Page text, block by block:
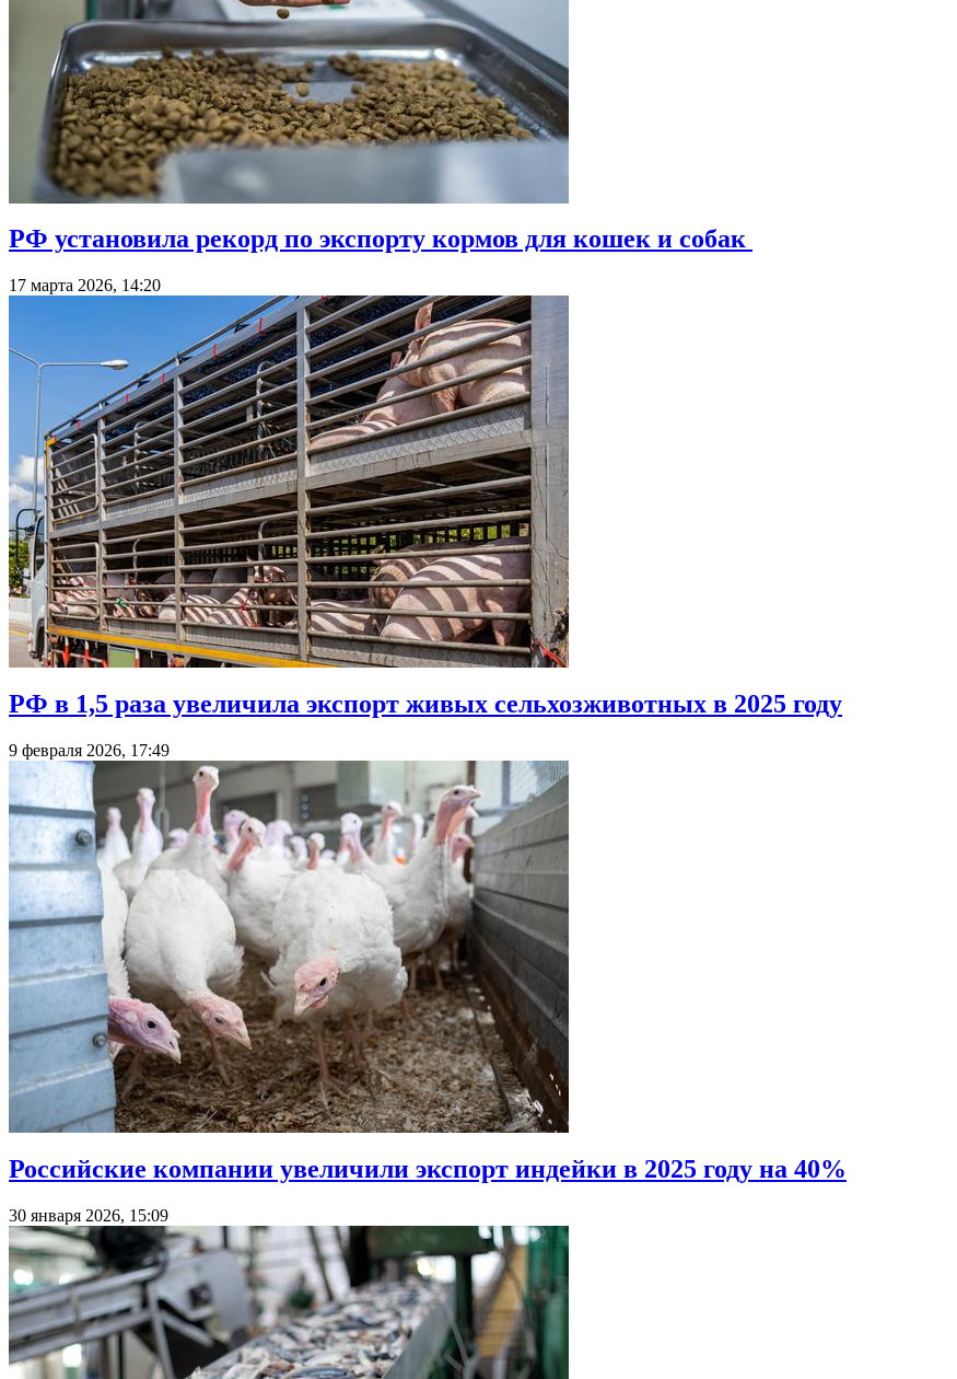
РФ установила рекорд по экспорту кормов для кошек и собак
17 марта 2026, 14:20
РФ в 1,5 раза увеличила экспорт живых сельхозживотных в 2025 году
9 февраля 2026, 17:49
Российские компании увеличили экспорт индейки в 2025 году на 40%
30 января 2026, 15:09